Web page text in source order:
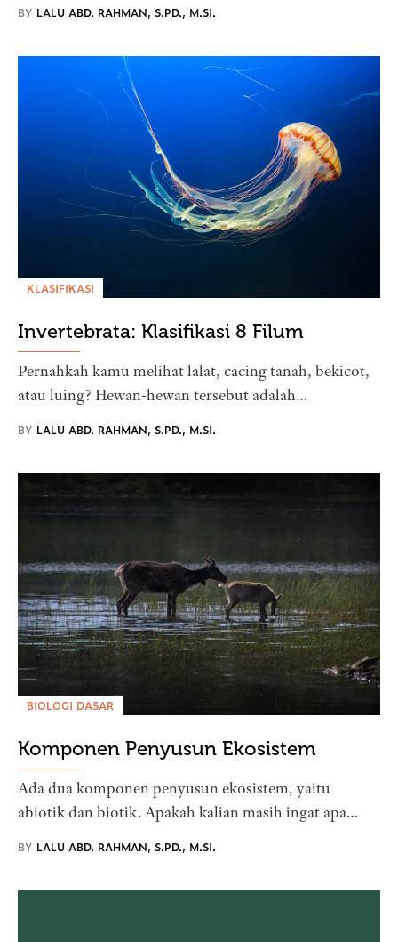
BY LALU ABD. RAHMAN, S.PD., M.SI.
KLASIFIKASI
Invertebrata: Klasifikasi 8 Filum
Pernahkah kamu melihat lalat, cacing tanah, bekicot,
atau luing? Hewan-hewan tersebut adalah…
BY LALU ABD. RAHMAN, S.PD., M.SI.
BIOLOGI DASAR
Komponen Penyusun Ekosistem
Ada dua komponen penyusun ekosistem, yaitu
abiotik dan biotik. Apakah kalian masih ingat apa…
BY LALU ABD. RAHMAN, S.PD., M.SI.